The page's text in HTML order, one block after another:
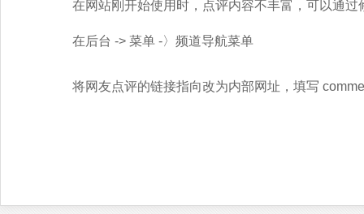
在网站刚开始使用时，点评内容不丰富，可以通
在后台 -> 菜单 -〉频道导航菜单
将网友点评的链接指向改为内部网址，填写